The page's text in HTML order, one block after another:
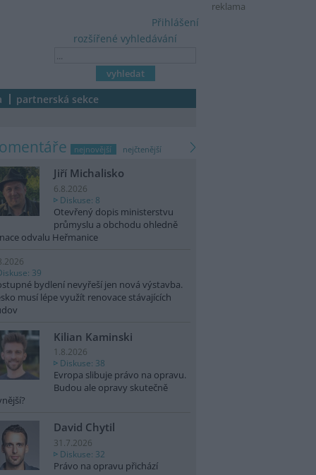
reklama
rozšířené vyhledávání
Přihlášení
partnerská sekce
nejnovější nejčtenější
Jiří Michalisko
6.8.2026
Diskuse: 8
Otevřený dopis ministerstvu
průmyslu a obchodu ohledně
odvalu Heřmanice
39
bydlení nevyřeší jen nová výstavba.
musí lépe využít renovace stávajících
Kilian Kaminski
1.8.2026
Diskuse: 38
Evropa slibuje právo na opravu.
Budou ale opravy skutečně
David Chytil
31.7.2026
Diskuse: 32
Právo na opravu přichází